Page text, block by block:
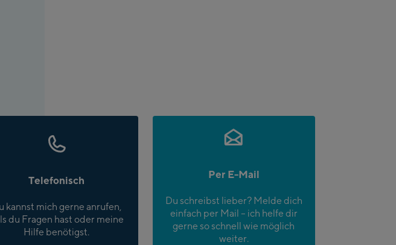
Telefonisch
kannst mich gerne anrufen,
du Fragen hast oder meine
Hilfe benötigst.
Per E-Mail
Du schreibst lieber? Melde dich
einfach per Mail – ich helfe dir
gerne so schnell wie möglich
weiter.